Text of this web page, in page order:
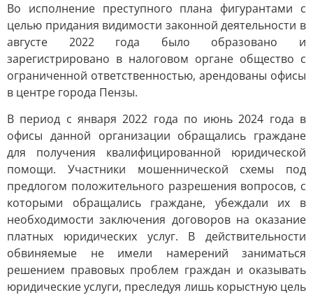
Во исполнение преступного плана фигурантами с
целью придания видимости законной деятельности в
августе 2022 года было образовано и
зарегистрировано в налоговом органе общество с
ограниченной ответственностью, арендованы офисы
в центре города Пензы.
В период с января 2022 года по июнь 2024 года в
офисы данной организации обращались граждане
для получения квалифицированной юридической
помощи. Участники мошеннической схемы под
предлогом положительного разрешения вопросов, с
которыми обращались граждане, убеждали их в
необходимости заключения договоров на оказание
платных юридических услуг. В действительности
обвиняемые не имели намерений заниматься
решением правовых проблем граждан и оказывать
юридические услуги, преследуя лишь корыстную цель